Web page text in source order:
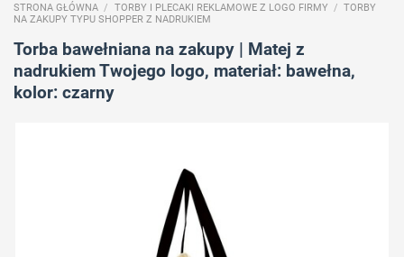
STRONA GŁÓWNA / TORBY I PLECAKI REKLAMOWE Z LOGO FIRMY / TORBY
NA ZAKUPY TYPU SHOPPER Z NADRUKIEM
Torba bawełniana na zakupy | Matej z
nadrukiem Twojego logo, materiał: bawełna,
kolor: czarny